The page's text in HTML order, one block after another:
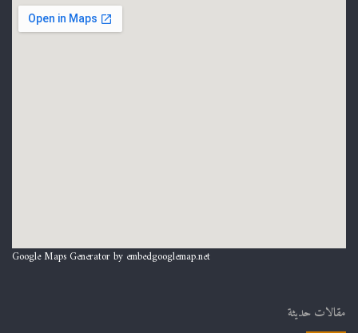
Google Maps Generator by embedgooglemap.net
مقالات حديثة